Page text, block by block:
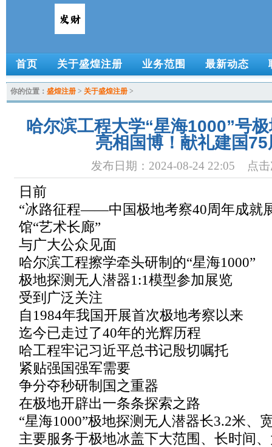
首页 关于盛煌注册 业务范围 最新动态
你的位置： 盛煌注册 > 关于盛煌注册 >
哈尔滨工程大学“星海1000”号
亮相国博！献礼建国
发布日期：2024-08-24 22:05 点击
日前
“冰路征程——中国极地考察40周年成就
馆“艺术长廊”
与广大公众见面
哈尔滨工程擦学牵头研制的“星海1000”
极地探测无人潜器1:1模型参加展览
受到广泛关注
自1984年我国开展首次极地考察以来
迄今已走过了40年的光辉历程
哈工程牢记习近平总书记殷切嘱托
紧贴强国强军需要
争分夺秒研制国之重器
在极地开辟出一条条探索之路
“星海1000”极地探测无人潜器长3.2米、
主要服务于极地冰盖下大范围、长时间